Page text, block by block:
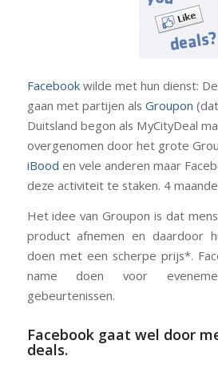
Facebookwilde met hun dienst:
gaan met partijen als Groupon
Duitsland begon als MyCityDeal
overgenomen door het grote
iBood en vele anderen maar
deze activiteit te staken. 4
Het idee van Groupon is dat
product afnemen en daardoor
doen met een scherpe prijs*.
name doen voor
gebeurtenissen.
Facebook gaat wel door
deals.